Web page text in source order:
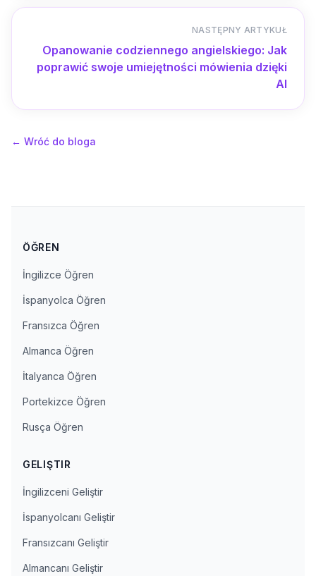
NASTĘPNY ARTYKUŁ
Opanowanie codziennego angielskiego: Jak
poprawić swoje umiejętności mówienia dzięki
AI
← Wróć do bloga
ÖĞREN
İngilizce Öğren
İspanyolca Öğren
Fransızca Öğren
Almanca Öğren
İtalyanca Öğren
Portekizce Öğren
Rusça Öğren
GELIŞTIR
İngilizceni Geliştir
İspanyolcanı Geliştir
Fransızcanı Geliştir
Almancanı Geliştir